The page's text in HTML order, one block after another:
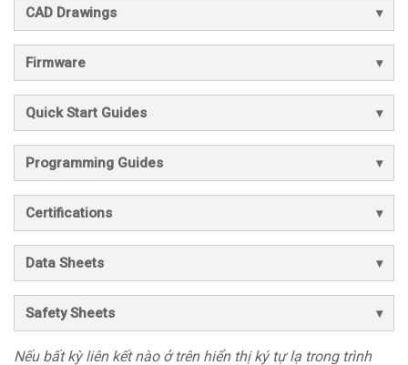
CAD Drawings
Firmware
Quick Start Guides
Programming Guides
Certifications
Data Sheets
Safety Sheets
Nếu bất kỳ liên kết nào ở trên hiển thị ký tự lạ trong trình